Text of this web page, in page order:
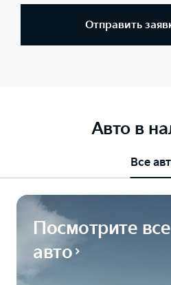
Отправить
Авто в
Все
Посмотрите все
авто